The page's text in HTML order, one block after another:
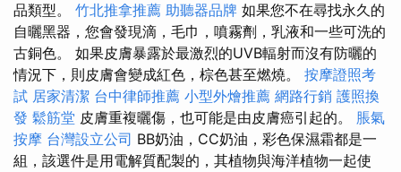
品類型。 竹北推拿推薦 助聽器品牌 如果您不在尋找永久的
自曬黑器，您會發現滴，毛巾，噴霧劑，乳液和一些可洗的
古銅色。 如果皮膚暴露於最激烈的UVB輻射而沒有防曬的
情況下，則皮膚會變成紅色，棕色甚至燃燒。 按摩證照考
試 居家清潔 台中律師推薦 小型外燴推薦 網路行銷 護照換
發 鬆筋堂 皮膚重複曬傷，也可能是由皮膚癌引起的。 脹氣
按摩 台灣設立公司 BB奶油，CC奶油，彩色保濕霜都是一
組，該選件是用電解質配製的，其植物與海洋植物一起使